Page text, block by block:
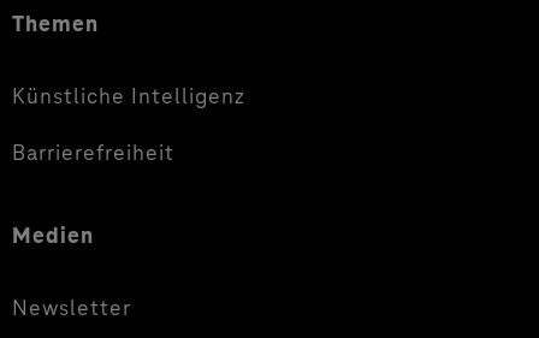
Themen
Künstliche Intelligenz
Barrierefreiheit
Medien
Newsletter